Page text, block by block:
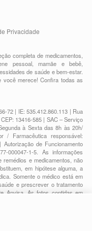
Privacidade
completa demedicamentos
pessoal,mamãe e bebê
de saúde e bem-estar.
você merece!Confira todas as
72 | IE: 535.412.860.113 | Rua
13416-585 | SAC – Serviço
à Sexta das 8h às 20h/
/ Farmacêutica responsável:
de Funcionamento
000047-1-5. As informações
e medicamentos, não
em hipótese alguma, a
Somente o médico está em
e prescrever o tratamento
Anvisa. As fotos contidas em